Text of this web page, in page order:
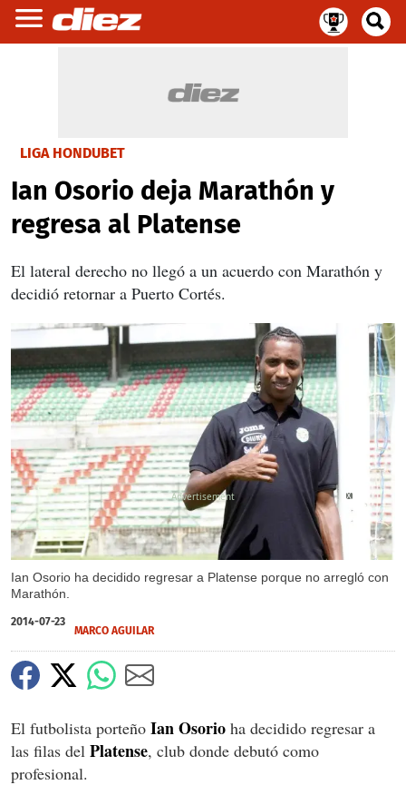
LIGA HONDUBET
Ian Osorio deja Marathón y
regresa al Platense
El lateral derecho no llegó a un acuerdo con Marathón y
decidió retornar a Puerto Cortés.
Ian Osorio ha decidido regresar a Platense porque no arregló con
Marathón.
X
2014-07-23
MARCO AGUILAR
El futbolista porteño Ian Osorio ha decidido regresar a
las filas del Platense, club donde debutó como
profesional.